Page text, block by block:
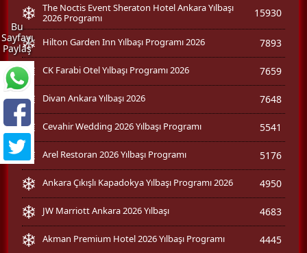
Bu
Sayfayı
Paylaş
The Noctis Event Sheraton Hotel Ankara Yılbaşı
2026 Programı
15930
Hilton Garden Inn Yılbaşı Programı 2026 7893
CK Farabi Otel Yılbaşı Programı 2026 7659
Divan Ankara Yılbaşı 2026 7648
Cevahir Wedding 2026 Yılbaşı Programı 5541
Arel Restoran 2026 Yılbaşı Programı 5176
Ankara Çıkışlı Kapadokya Yılbaşı Programı 2026 4950
JW Marriott Ankara 2026 Yılbaşı 4683
Akman Premium Hotel 2026 Yılbaşı Programı 4445